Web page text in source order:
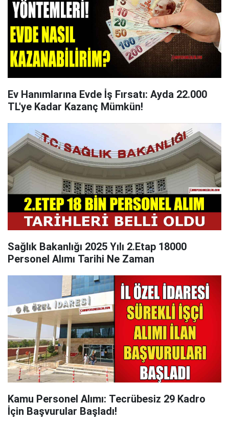
Ev Hanımlarına Evde İş Fırsatı: Ayda 22.000
TL'ye Kadar Kazanç Mümkün!
Sağlık Bakanlığı 2025 Yılı 2.Etap 18000
Personel Alımı Tarihi Ne Zaman
Kamu Personel Alımı: Tecrübesiz 29 Kadro
İçin Başvurular Başladı!